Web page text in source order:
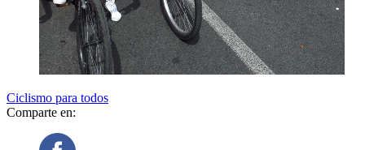
Ciclismo para todos
Comparte en: